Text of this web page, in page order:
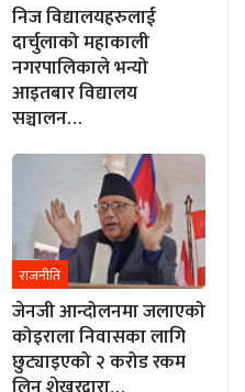
निज विद्यालयहरुलाई
दार्चुलाको महाकाली
नगरपालिकाले भन्यो
आइतबार विद्यालय
सञ्चालन…
राजनीति
जेनजी आन्दोलनमा जलाएको
कोइराला निवासका लागि
छुट्याइएको २ करोड रकम